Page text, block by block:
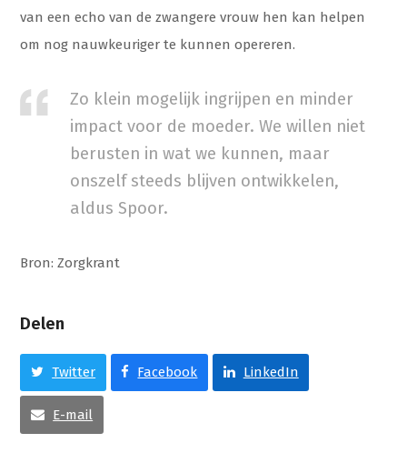
van een echo van de zwangere vrouw hen kan helpen
om nog nauwkeuriger te kunnen opereren.
Zo klein mogelijk ingrijpen en minder
impact voor de moeder. We willen niet
berusten in wat we kunnen, maar
onszelf steeds blijven ontwikkelen,
aldus Spoor.
Bron: Zorgkrant
Delen
Twitter Facebook LinkedIn
E-mail